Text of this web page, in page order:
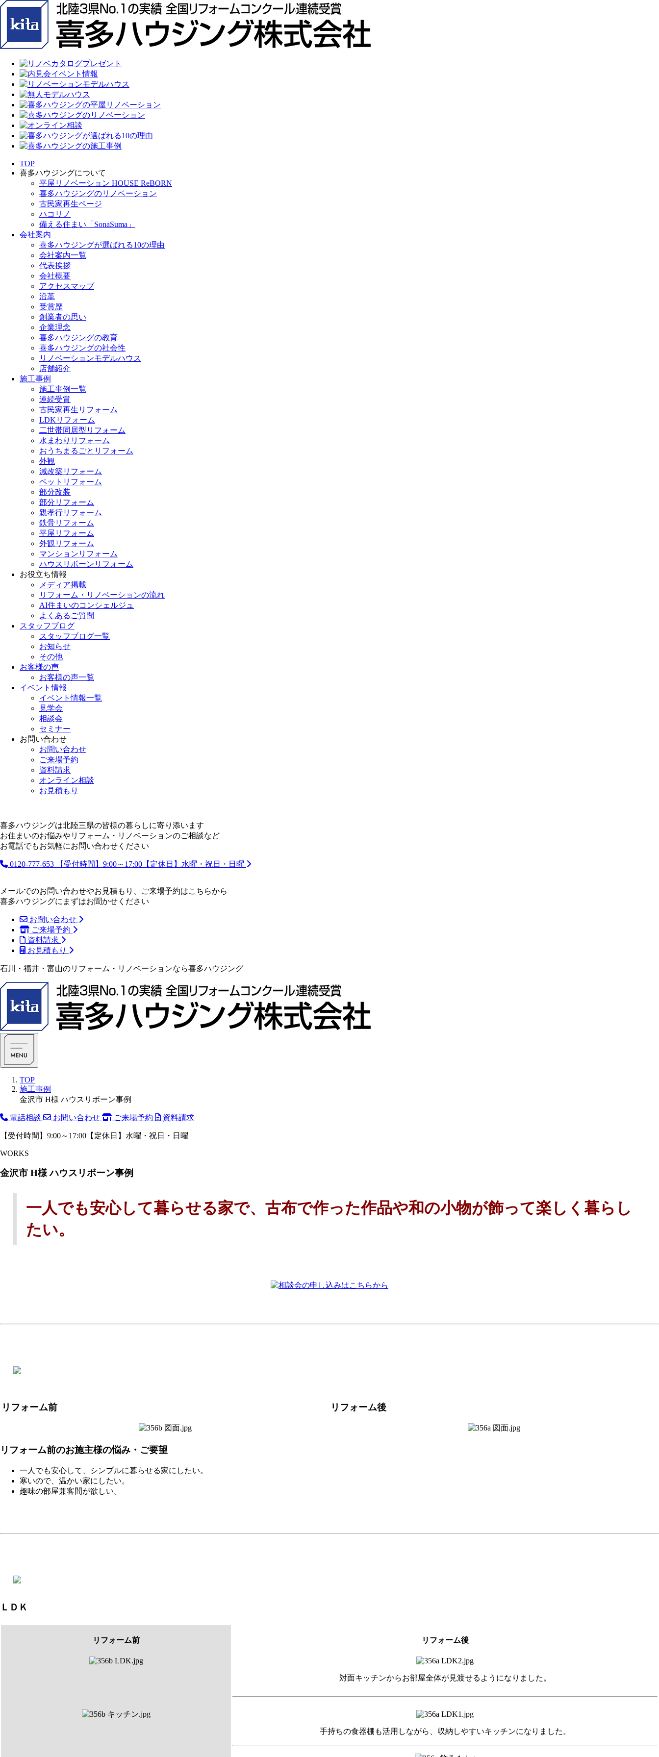
TOP
喜多ハウジングについて
平屋リノベーション HOUSE ReBORN
喜多ハウジングのリノベーション
古民家再生ページ
ハコリノ
備える住まい「SonaSuma」
会社案内
喜多ハウジングが選ばれる10の理由
会社案内一覧
代表挨拶
会社概要
アクセスマップ
沿革
受賞歴
創業者の思い
企業理念
喜多ハウジングの教育
喜多ハウジングの社会性
リノベーションモデルハウス
店舗紹介
施工事例
施工事例一覧
連続受賞
古民家再生リフォーム
LDKリフォーム
二世帯同居型リフォーム
水まわりリフォーム
おうちまるごとリフォーム
外観
減改築リフォーム
ペットリフォーム
部分改装
部分リフォーム
親孝行リフォーム
鉄骨リフォーム
平屋リフォーム
外観リフォーム
マンションリフォーム
ハウスリボーンリフォーム
お役立ち情報
メディア掲載
リフォーム・リノベーションの流れ
AI住まいのコンシェルジュ
よくあるご質問
スタッフブログ
スタッフブログ一覧
お知らせ
その他
お客様の声
お客様の声一覧
イベント情報
イベント情報一覧
見学会
相談会
セミナー
お問い合わせ
お問い合わせ
ご来場予約
資料請求
オンライン相談
お見積もり
喜多ハウジングは北陸三県の皆様の暮らしに寄り添います
お住まいのお悩みやリフォーム・リノベーションのご相談など
お電話でもお気軽にお問い合わせください
0120-777-653 【受付時間】9:00～17:00【定休日】水曜・祝日・日曜
メールでのお問い合わせやお見積もり、ご来場予約はこちらから
喜多ハウジングにまずはお聞かせください
お問い合わせ
ご来場予約
資料請求
お見積もり
石川・福井・富山のリフォーム・リノベーションなら喜多ハウジング
TOP
施工事例
金沢市 H様 ハウスリボーン事例
電話相談 お問い合わせ ご来場予約 資料請求
【受付時間】9:00～17:00【定休日】水曜・祝日・日曜
WORKS
金沢市 H様 ハウスリボーン事例
一人でも安心して暮らせる家で、古布で作った作品や和の小物が飾って楽しく暮らし
たい。
リフォーム前 リフォーム後
リフォーム前のお施主様の悩み・ご要望
一人でも安心して、シンプルに暮らせる家にしたい。
寒いので、温かい家にしたい。
趣味の部屋兼客間が欲しい。
ＬＤＫ
リフォーム前 リフォーム後
対面キッチンからお部屋全体が見渡せるようになりました。
手持ちの食器棚も活用しながら、収納しやすいキッチンになりました。